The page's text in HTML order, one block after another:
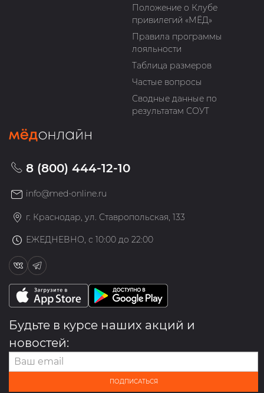
Положение о Клубе
привилегий «МЁД»
Правила программы
лояльности
Таблица размеров
Частые вопросы
Сводные данные по
результатам СОУТ
8 (800) 444-12-10
info@med-online.ru
г. Краснодар, ул. Ставропольская, 133
ЕЖЕДНЕВНО, с 10:00 до 22:00
Будьте в курсе наших акций и
новостей:
ПОДПИСАТЬСЯ